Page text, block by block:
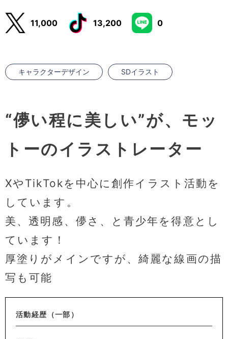
11,000 13,200 0
キャラクターデザイン SDイラスト
“儚い程に美しい”が、モッ
トーのイラストレーター
XやTikTokを中心に創作イラスト活動を
しています。
美、透明感、儚さ、と青少年を得意とし
ています！
厚塗りがメインですが、綺麗な線画の描
写も可能
活動経歴（一部）